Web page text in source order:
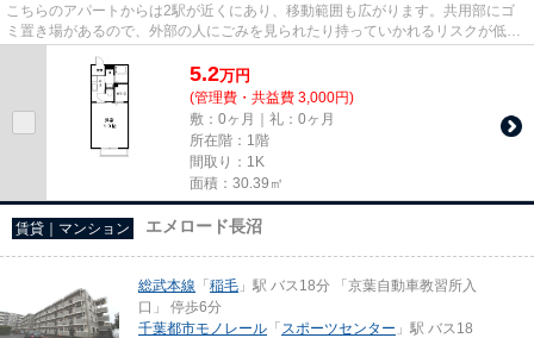
こちらのアパートからは2駅が近くにあり、移動範囲も広がります。共用部にゴ
ミ置き場があるので、外部の人にごみを見られたり持っていかれるリスクが低く
なります。こちらの物件はアパ...
5.2万円
(管理費・共益費 3,000円)
敷：0ヶ月｜礼：0ヶ月
所在階：1階
間取り：1K
面積：30.39㎡
賃貸｜マンション エメロード長沼
総武本線 「稲毛 」駅 バス18分 「京葉自動車教習所入
口」 停歩6分
千葉都市モノレール 「 スポーツセンター 」駅 バス18